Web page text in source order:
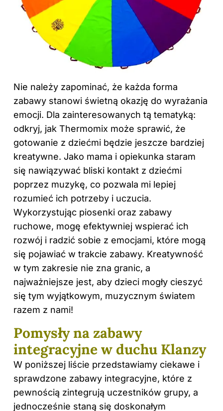
Nie należy zapominać, że każda forma
zabawy stanowi świetną okazję do wyrażania
emocji. Dla zainteresowanych tą tematyką:
odkryj, jak Thermomix może sprawić, że
gotowanie z dziećmi będzie jeszcze bardziej
kreatywne. Jako mama i opiekunka staram
się nawiązywać bliski kontakt z dziećmi
poprzez muzykę, co pozwala mi lepiej
rozumieć ich potrzeby i uczucia.
Wykorzystując piosenki oraz zabawy
ruchowe, mogę efektywniej wspierać ich
rozwój i radzić sobie z emocjami, które mogą
się pojawiać w trakcie zabawy. Kreatywność
w tym zakresie nie zna granic, a
najważniejsze jest, aby dzieci mogły cieszyć
się tym wyjątkowym, muzycznym światem
razem z nami!
Pomysły na zabawy
integracyjne w duchu Klanzy
W poniższej liście przedstawiamy ciekawe i
sprawdzone zabawy integracyjne, które z
pewnością zintegrują uczestników grupy, a
jednocześnie staną się doskonałym